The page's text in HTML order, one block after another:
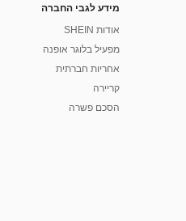
מידע לגבי החברה
אודות SHEIN
מפעיל בלוגר אופנה
אחריות חברתית
קריירה
הסכם פשרה